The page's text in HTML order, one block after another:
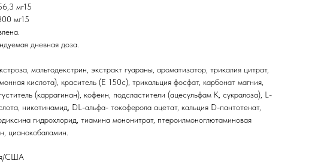
мг15
мг15
дневная доза.
мальтодекстрин, экстракт гуараны, ароматизатор, трикалия цитрат,
кислота), краситель (Е 150с), трикальция фосфат, карбонат магния,
(каррагинан), кофеин, подсластители (ацесульфам К, сукралоза), L-
никотинамид, DL-альфа- токоферола ацетат, кальция D-пантотенат,
гидрохлорид, тиамина мононитрат, птероилмоноглютаминовая
цианокобаламин.
США